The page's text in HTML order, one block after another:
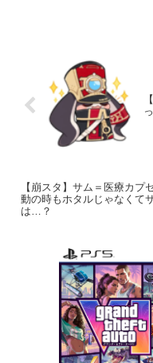
【崩スタ】サム＝医療カプ
動の時もホタルじゃなくて
は…？